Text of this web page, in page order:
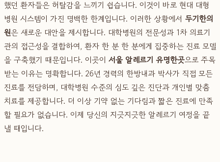
했던 환자들은 허탈감을 느끼기 쉽습니다. 이것이 바로 현대 대형
병원 시스템이 가진 명백한 한계입니다. 이러한 상황에서 두기한의
원은 새로운 대안을 제시합니다. 대학병원의 전문성과 1차 의료기
관의 접근성을 결합하여, 환자 한 분 한 분에게 집중하는 진료 모델
을 구축했기 때문입니다. 이곳이 서울 알레르기 유명한곳으로 주목
받는 이유는 명확합니다. 26년 경력의 한방내과 박사가 직접 모든
진료를 전담하며, 대학병원 수준의 심도 깊은 진단과 개인별 맞춤
치료를 제공합니다. 더 이상 기약 없는 기다림과 짧은 진료에 만족
할 필요가 없습니다. 이제 당신의 지긋지긋한 알레르기 여정을 끝
낼 때입니다.